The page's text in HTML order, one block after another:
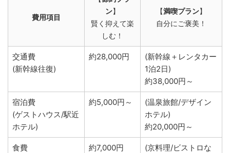
費用項目
ン】
賢く抑えて楽
しむ！
【満喫プラン】
自分にご褒美！
交通費
(新幹線往復)
約28,000円
(新幹線＋レンタカー
1泊2日)
約38,000円～
宿泊費
(ゲストハウス/駅近
ホテル)
約5,000円～
(温泉旅館/デザイン
ホテル)
約20,000円～
食費
約7,000円
(京料理/ビストロな